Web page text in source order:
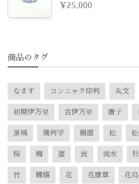
¥ 25,000
商品のタグ
なます コンニャク印判 丸文
初期伊万里 古伊万里 唐子
屏風 幾何学 扇面 松
桜 梅 棗 波 流水
竹 線描 花 花唐草 花鳥